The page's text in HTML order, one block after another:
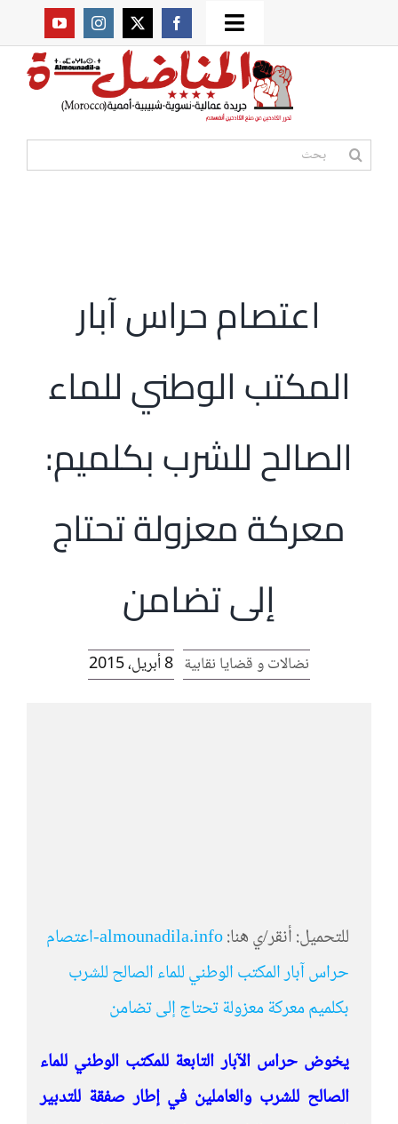
to
Toggle
Navigation
من نحن؟
افتتاحية موقع المناضل-ة
البحث
اعتصام حراس آبار
المكتب الوطني للماء
الصالح للشرب بكلميم:
معركة معزولة تحتاج
إلى تضامن
نضالات و قضايا نقابية 8 أبريل، 2015
للتحميل: أنقر/ي هنا:
almounadila.info-اعتصام
حراس آبار المكتب الوطني للماء الصالح للشرب
بكلميم معركة معزولة تحتاج إلى تضامن
يخوض حراس الآبار التابعة للمكتب الوطني للماء
الصالح للشرب والعاملين في إطار صفقة للتدبير